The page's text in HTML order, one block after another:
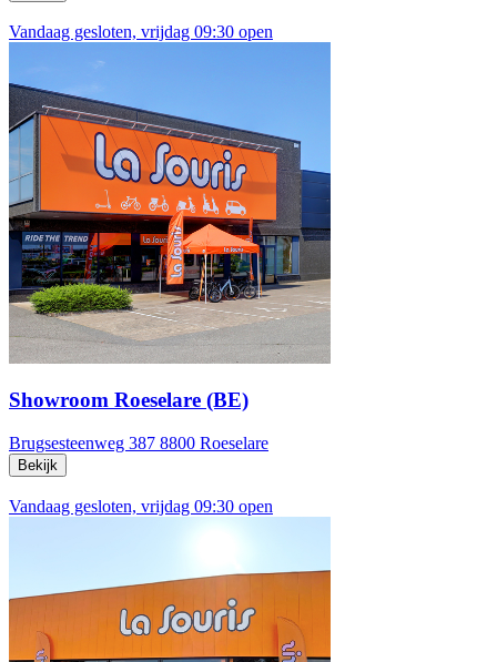
Vandaag gesloten, vrijdag 09:30 open
Showroom Roeselare (BE)
Brugsesteenweg 387 8800 Roeselare
Bekijk
Vandaag gesloten, vrijdag 09:30 open